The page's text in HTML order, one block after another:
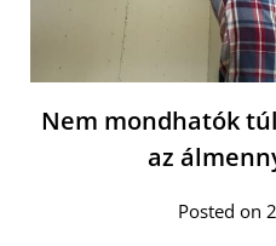
Nem mondhatók
az
Posted on